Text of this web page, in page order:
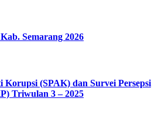
Semarang 2026
Korupsi (SPAK) dan Survei Persepsi
Triwulan 3 – 2025